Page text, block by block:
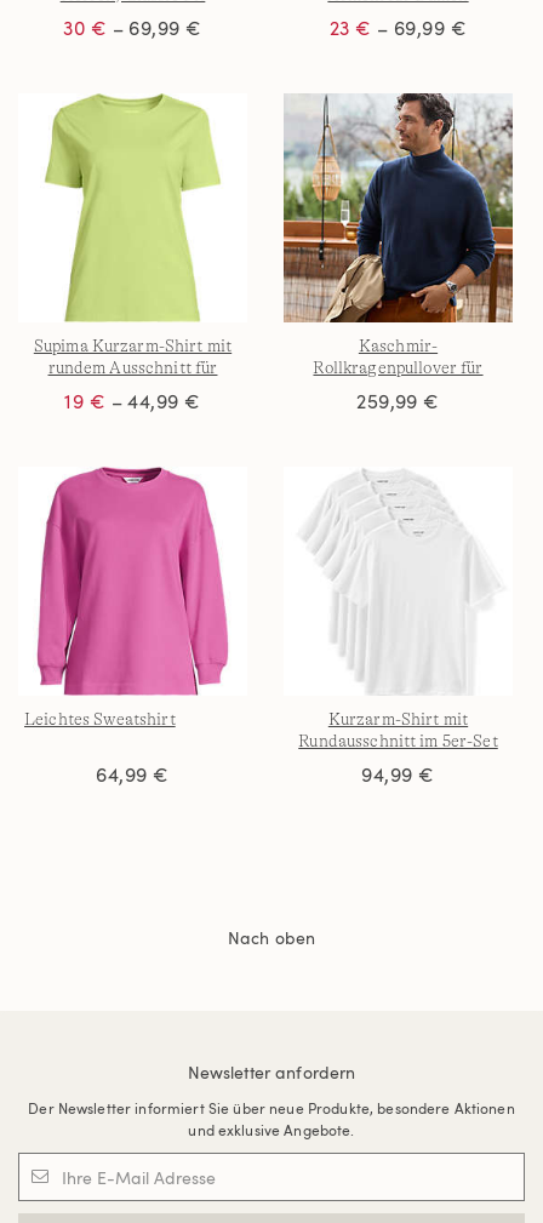
30 € – 69,99 € 23 € – 69,99 €
Supima Kurzarm-Shirt mit
rundem Ausschnitt für
19 € – 44,99 €
Kaschmir-
Rollkragenpullover für
259,99 €
Leichtes Sweatshirt
64,99 €
Kurzarm-Shirt mit
Rundausschnitt im 5er-Set
94,99 €
Nach oben
Newsletter anfordern
Der Newsletter informiert Sie über neue Produkte, besondere Aktionen
und exklusive Angebote.